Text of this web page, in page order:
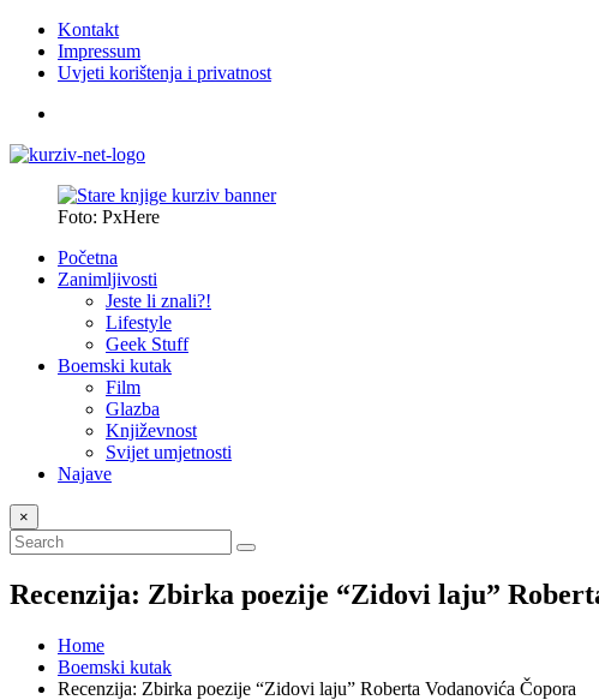
Kontakt
Impressum
Uvjeti korištenja i privatnost
Foto: PxHere
Početna
Zanimljivosti
Jeste li znali?!
Lifestyle
Geek Stuff
Boemski kutak
Film
Glazba
Književnost
Svijet umjetnosti
Najave
×
Recenzija: Zbirka poezije “Zidovi laju”
Home
Boemski kutak
Recenzija: Zbirka poezije “Zidovi laju” Roberta Vodanovića Čopora